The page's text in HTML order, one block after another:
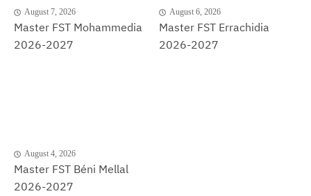
August 7, 2026
Master FST Mohammedia
2026-2027
August 6, 2026
Master FST Errachidia
2026-2027
August 4, 2026
Master FST Béni Mellal
2026-2027